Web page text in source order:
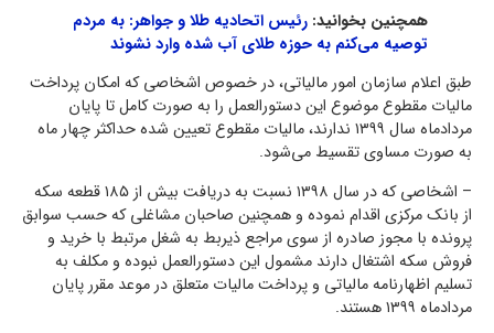
همچنین بخوانید: رئیس اتحادیه طلا و جواهر: به مردم
توصیه می‌کنم به حوزه طلای آب شده وارد نشوند
طبق اعلام سازمان امور مالیاتی، در خصوص اشخاصی که امکان پرداخت
مالیات مقطوع موضوع این دستورالعمل را به صورت کامل تا پایان
مردادماه سال ۱۳۹۹ ندارند، مالیات مقطوع تعیین شده حداکثر چهار ماه
به صورت مساوی تقسیط می‌شود.
– اشخاصی که در سال ۱۳۹۸ نسبت به دریافت بیش از ۱۸۵ قطعه سکه
از بانک مرکزی اقدام نموده و همچنین صاحبان مشاغلی که حسب سوابق
پرونده با مجوز صادره از سوی مراجع ذیربط به شغل مرتبط با خرید و
فروش سکه اشتغال دارند مشمول این دستورالعمل نبوده و مکلف به
تسلیم اظهارنامه مالیاتی و پرداخت مالیات متعلق در موعد مقرر پایان
مردادماه ۱۳۹۹ هستند.